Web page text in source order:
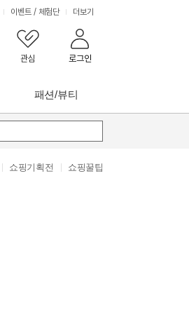
관심 로그인
이벤트 / 체험단 더보기
패션/뷰티
쇼핑기획전 쇼핑꿀팁